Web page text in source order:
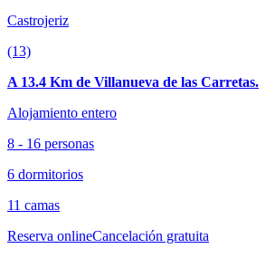
Castrojeriz
(13)
A 13.4 Km de Villanueva de las Carretas.
Alojamiento entero
8 - 16 personas
6 dormitorios
11 camas
Reserva onlineCancelación gratuita